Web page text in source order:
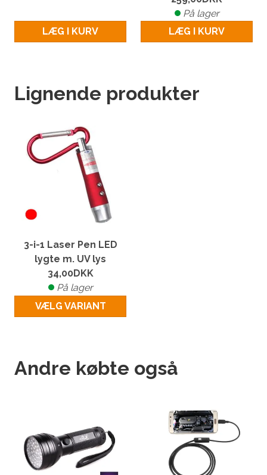
LÆG I KURV
På lager
LÆG I KURV
Lignende produkter
3-i-1 Laser Pen LED
lygte m. UV lys
34,00DKK
På lager
VÆLG VARIANT
Andre købte også